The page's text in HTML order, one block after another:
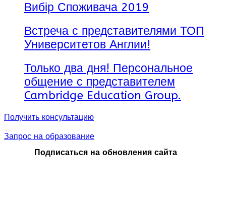
Вибір Споживача 2019
Встреча с представителями ТОП
Университетов Англии!
Только два дня! Персональное
общение с представителем
Cambridge Education Group.
Получить консультацию
Запрос на образование
Подписаться на обновления сайта